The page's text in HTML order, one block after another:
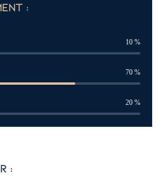
:
10 %
70 %
20 %
: